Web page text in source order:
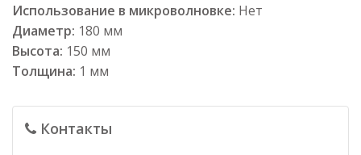
Использование в микроволновке: Нет
Диаметр: 180 мм
Высота: 150 мм
Толщина: 1 мм
Контакты